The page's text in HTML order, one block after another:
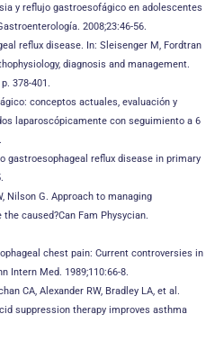
y reflujo gastroesofágico en adolescentes
2008;23:46-56.
reflux disease. In: Sleisenger M, Fordtran
diagnosis and management.
378-401.
conceptos actuales, evaluación y
laparoscópicamente con seguimiento a 6
gastroesophageal reflux disease in primary
Nilson G. Approach to managing
caused?Can Fam Physycian.
chest pain: Current controversies in
Intern Med. 1989;110:66-8.
CA, Alexander RW, Bradley LA, et al.
suppression therapy improves asthma